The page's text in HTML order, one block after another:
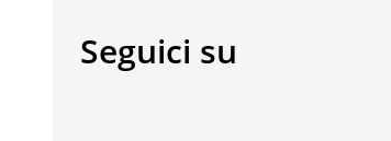
di
ricevere
Seguici su